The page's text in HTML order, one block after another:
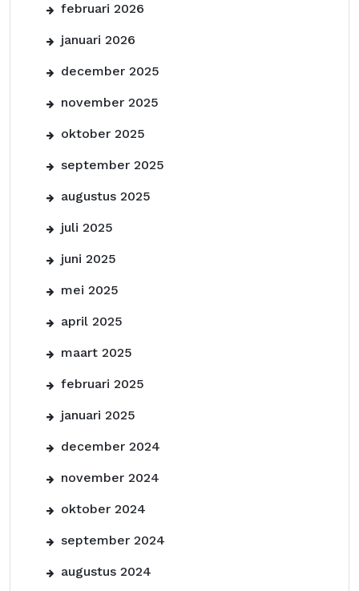
februari 2026
januari 2026
december 2025
november 2025
oktober 2025
september 2025
augustus 2025
juli 2025
juni 2025
mei 2025
april 2025
maart 2025
februari 2025
januari 2025
december 2024
november 2024
oktober 2024
september 2024
augustus 2024